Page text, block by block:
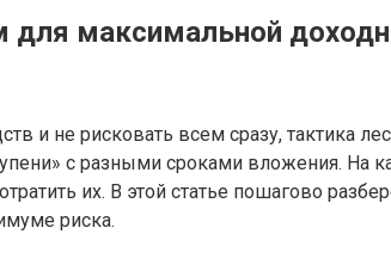
для максимальной
и не рисковать всем сразу, тактика
с разными сроками вложения. На
их. В этой статье пошагово
риска.